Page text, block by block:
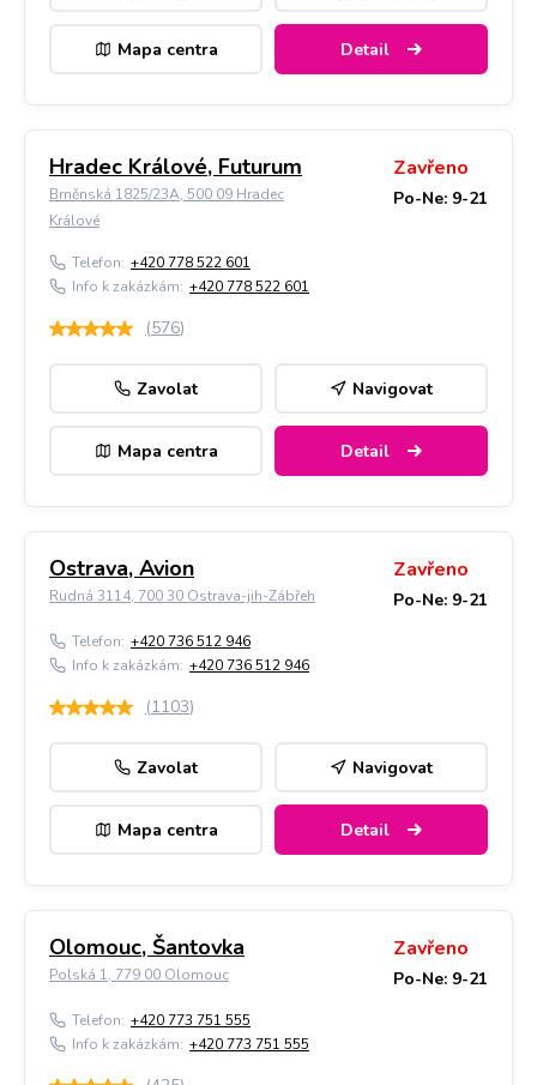
Mapa centra Detail
Hradec Králové, Futurum
Brněnská 1825/23A, 500 09 Hradec
Králové
Zavřeno
Po-Ne: 9-21
Telefon: +420 778 522 601
Info k zakázkám: +420 778 522 601
(576)
Zavolat Navigovat
Mapa centra Detail
Ostrava, Avion
Rudná 3114, 700 30 Ostrava-jih-Zábřeh
Zavřeno
Po-Ne: 9-21
Telefon: +420 736 512 946
Info k zakázkám: +420 736 512 946
(1103)
Zavolat Navigovat
Mapa centra Detail
Olomouc, Šantovka
Polská 1, 779 00 Olomouc
Zavřeno
Po-Ne: 9-21
Telefon: +420 773 751 555
Info k zakázkám: +420 773 751 555